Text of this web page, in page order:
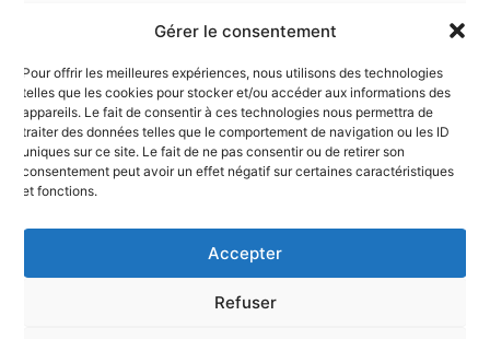
Gérer le consentement
Pour offrir les meilleures expériences, nous utilisons des technologies
telles que les cookies pour stocker et/ou accéder aux informations des
appareils. Le fait de consentir à ces technologies nous permettra de
traiter des données telles que le comportement de navigation ou les ID
uniques sur ce site. Le fait de ne pas consentir ou de retirer son
consentement peut avoir un effet négatif sur certaines caractéristiques
et fonctions.
Accepter
Refuser
Liens utiles
RGPD et confidentialité des données
Mentions légales